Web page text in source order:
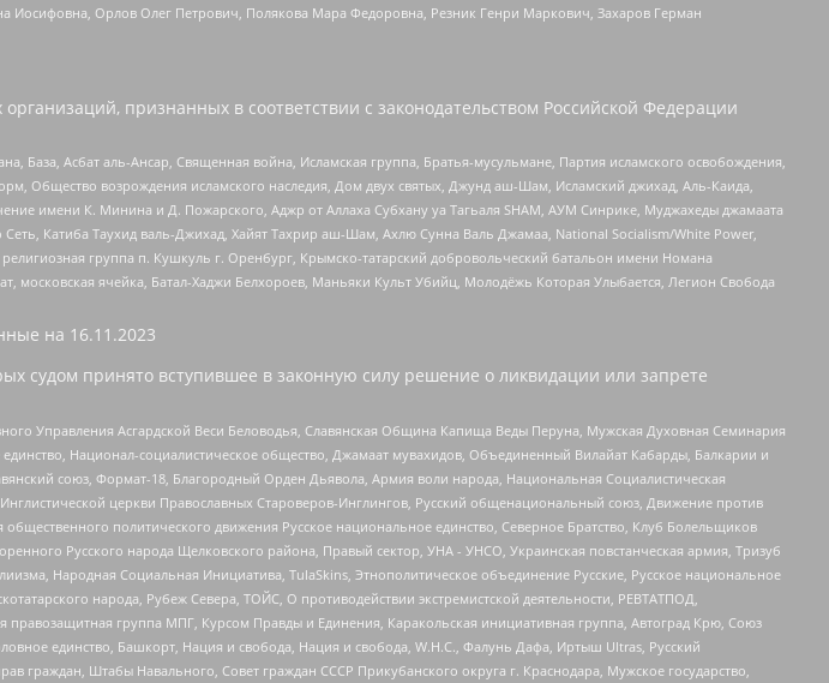
Орлов Олег Петрович, Полякова Мара Федоровна, Резник Генри Маркович, Захаров Герман
признанных в соответствии с законодательством Российской Федерации
Асбат аль-Ансар, Священная война, Исламская группа, Братья-мусульмане, Партия исламского освобождения,
Общество возрождения исламского наследия, Дом двух святых, Джунд аш-Шам, Исламский джихад, Аль-Каида,
имени К. Минина и Д. Пожарского, Аджр от Аллаха Субхану уа Тагьаля SHAM, АУМ Синрике, Муджахеды джамаата
Катиба Таухид валь-Джихад, Хайят Тахрир аш-Шам, Ахлю Сунна Валь Джамаа, National Socialism/White Power,
группа п. Кушкуль г. Оренбург, Крымско-татарский добровольческий батальон имени Номана
московская ячейка, Батал-Хаджи Белхороев, Маньяки Культ Убийц, Молодёжь Которая Улыбается, Легион Свобода
на 16.11.2023
судом принято вступившее в законную силу решение о ликвидации или запрете
Управления Асгардской Веси Беловодья, Славянская Община Капища Веды Перуна, Мужская Духовная Семинария
Национал-социалистическое общество, Джамаат мувахидов, Объединенный Вилайат Кабарды, Балкарии и
союз, Формат-18, Благородный Орден Дьявола, Армия воли народа, Национальная Социалистическая
церкви Православных Староверов-Инглингов, Русский общенациональный союз, Движение против
политического движения Русское национальное единство, Северное Братство, Клуб Болельщиков
Русского народа Щелковского района, Правый сектор, УНА - УНСО, Украинская повстанческая армия, Тризуб
Народная Социальная Инициатива, TulaSkins, Этнополитическое объединение Русские, Русское национальное
народа, Рубеж Севера, ТОЙС, О противодействии экстремистской деятельности, РЕВТАТПОД,
группа МПГ, Курсом Правды и Единения, Каракольская инициативная группа, Автоград Крю, Союз
единство, Башкорт, Нация и свобода, Нация и свобода, W.H.С., Фалунь Дафа, Иртыш Ultras, Русский
Штабы Навального, Совет граждан СССР Прикубанского округа г. Краснодара, Мужское государство,